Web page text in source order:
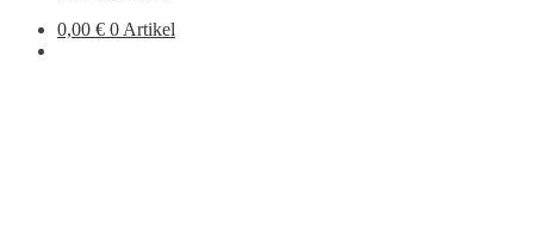
0,00 € 0 Artikel